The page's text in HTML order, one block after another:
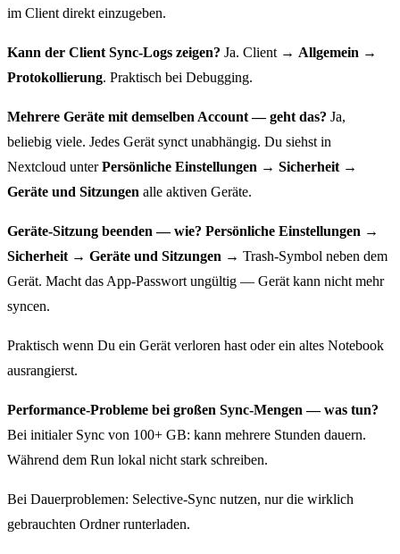
im Client direkt einzugeben.
Kann der Client Sync-Logs zeigen? Ja. Client → Allgemein →
Protokollierung. Praktisch bei Debugging.
Mehrere Geräte mit demselben Account — geht das? Ja,
beliebig viele. Jedes Gerät synct unabhängig. Du siehst in
Nextcloud unterPersönliche Einstellungen → Sicherheit →
Geräte und Sitzungen alle aktiven Geräte.
Geräte-Sitzung beenden — wie? Persönliche Einstellungen →
Sicherheit → Geräte und Sitzungen → Trash-Symbol neben dem
Gerät. Macht das App-Passwort ungültig — Gerät kann nicht mehr
syncen.
Praktisch wenn Du ein Gerät verloren hast oder ein altes Notebook
ausrangierst.
Performance-Probleme bei großen Sync-Mengen — was tun?
Bei initialer Sync von 100+ GB: kann mehrere Stunden dauern.
Während dem Run lokal nicht stark schreiben.
Bei Dauerproblemen: Selective-Sync nutzen, nur die wirklich
gebrauchten Ordner runterladen.